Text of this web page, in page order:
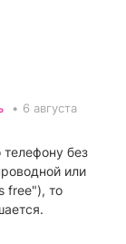
• 6 августа
телефону без
или
free"), то